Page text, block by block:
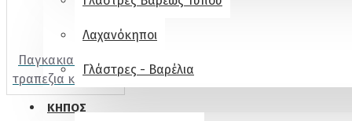
Λαχανόκηποι
Γλάστρες - Βαρέλια
ΚΗΠΟΣ
Παγκακια -
τραπεζια κηπου